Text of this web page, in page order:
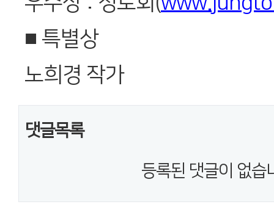
■ 특별상
노희경 작가
댓글목록
등록된 댓글이 없습